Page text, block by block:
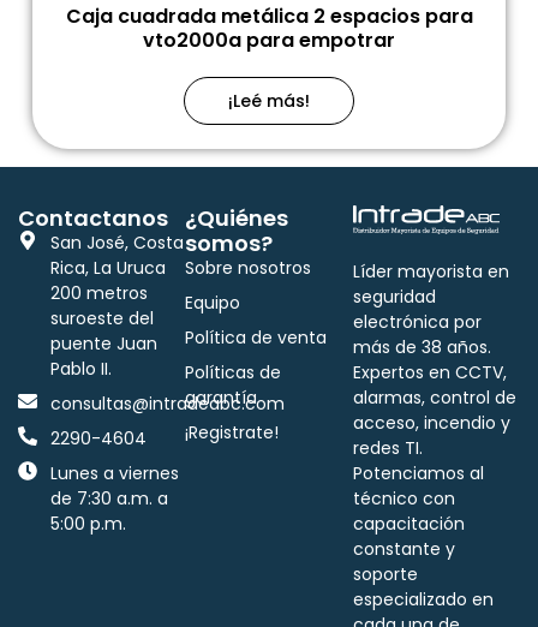
Caja cuadrada metálica 2 espacios para
vto2000a para empotrar
¡Leé más!
Líder mayorista en
seguridad
electrónica por
más de 38 años.
Expertos en CCTV,
alarmas, control de
acceso, incendio y
redes TI.
Potenciamos al
técnico con
capacitación
constante y
soporte
especializado en
¿Quiénes
somos?
Sobre nosotros
Equipo
Política de venta
Políticas de
garantía
¡Registrate!
Contactanos
San José, Costa
Rica, La Uruca
200 metros
suroeste del
puente Juan
Pablo II.
consultas@intradeabc.com
2290-4604
Lunes a viernes
de 7:30 a.m. a
5:00 p.m.